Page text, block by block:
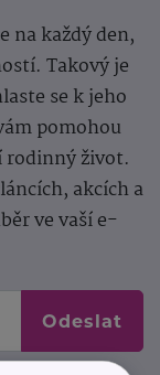
na každý den,
Takový je
se k jeho
pomohou
rodinný život.
akcích a
ve vaší e-
Odeslat